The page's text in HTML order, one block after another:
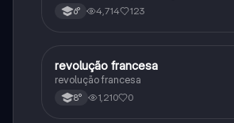
6° 4,714 123
RHistória
revolução francesa
revolução francesa
8° 1,210 0